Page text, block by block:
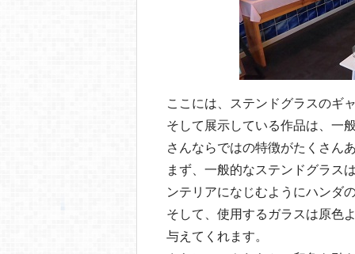
ここには、ステンドグラスのギ
そして展示している作品は、一
さんならではの特徴がたくさん
まず、一般的なステンドグラス
ンテリアになじむようにハンダ
そして、使用するガラスは原色
与えてくれます。